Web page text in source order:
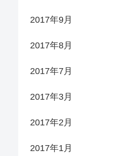
2017年9月
2017年8月
2017年7月
2017年3月
2017年2月
2017年1月